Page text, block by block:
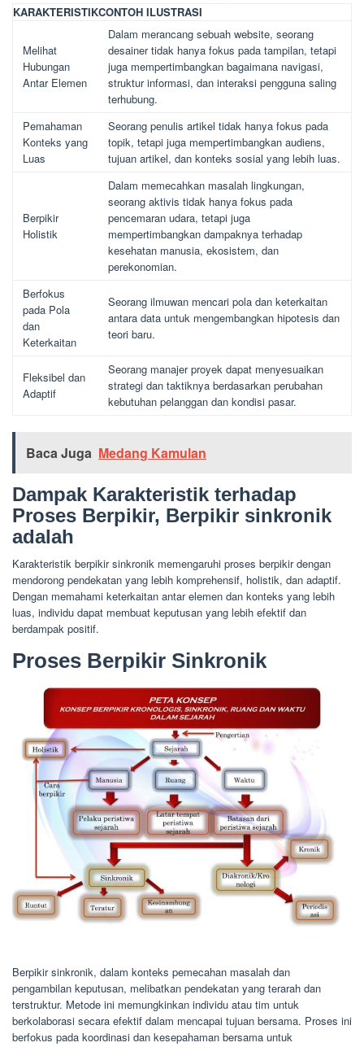
KARAKTERISTIKCONTOH ILUSTRASI
Melihat
Hubungan
Antar Elemen
Dalam merancang sebuah website, seorang
desainer tidak hanya fokus pada tampilan, tetapi
juga mempertimbangkan bagaimana navigasi,
struktur informasi, dan interaksi pengguna saling
terhubung.
Pemahaman
Konteks yang
Luas
Seorang penulis artikel tidak hanya fokus pada
topik, tetapi juga mempertimbangkan audiens,
tujuan artikel, dan konteks sosial yang lebih luas.
Berpikir
Holistik
Dalam memecahkan masalah lingkungan,
seorang aktivis tidak hanya fokus pada
pencemaran udara, tetapi juga
mempertimbangkan dampaknya terhadap
kesehatan manusia, ekosistem, dan
perekonomian.
Berfokus
pada Pola
dan
Keterkaitan
Seorang ilmuwan mencari pola dan keterkaitan
antara data untuk mengembangkan hipotesis dan
teori baru.
Fleksibel dan
Adaptif
Seorang manajer proyek dapat menyesuaikan
strategi dan taktiknya berdasarkan perubahan
kebutuhan pelanggan dan kondisi pasar.
Baca Juga Medang Kamulan
Dampak Karakteristik terhadap
Proses Berpikir, Berpikir sinkronik
adalah
Karakteristik berpikir sinkronik memengaruhi proses berpikir dengan
mendorong pendekatan yang lebih komprehensif, holistik, dan adaptif.
Dengan memahami keterkaitan antar elemen dan konteks yang lebih
luas, individu dapat membuat keputusan yang lebih efektif dan
berdampak positif.
Proses Berpikir Sinkronik
Berpikir sinkronik, dalam konteks pemecahan masalah dan
pengambilan keputusan, melibatkan pendekatan yang terarah dan
terstruktur. Metode ini memungkinkan individu atau tim untuk
berkolaborasi secara efektif dalam mencapai tujuan bersama. Proses ini
berfokus pada koordinasi dan kesepahaman bersama untuk